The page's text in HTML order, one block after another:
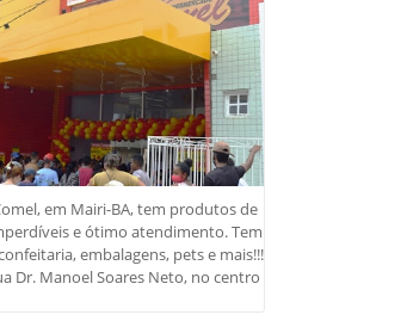
em Mairi-BA, tem produtos de
e ótimo atendimento. Tem
embalagens, pets e mais!!!
Dr. Manoel Soares Neto, no centro